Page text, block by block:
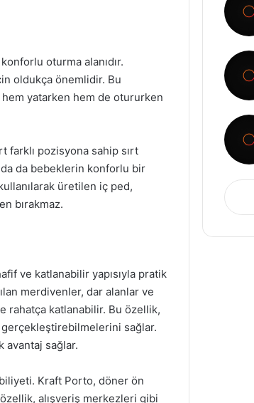
oturma alanıdır.
oldukça önemlidir. Bu
yatarken hem de otururken
farklı pozisyona sahip sırt
da bebeklerin konforlu bir
üretilen iç ped,
bırakmaz.
ve katlanabilir yapısıyla pratik
merdivenler, dar alanlar ve
rahatça katlanabilir. Bu özellik,
sağlar.
avantaj sağlar.
Kraft Porto, döner ön
alışveriş merkezleri gibi